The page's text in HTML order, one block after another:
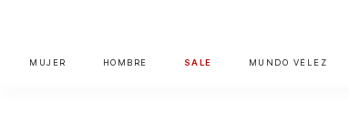
MUJER HOMBRE SALE MUNDO VÉLEZ